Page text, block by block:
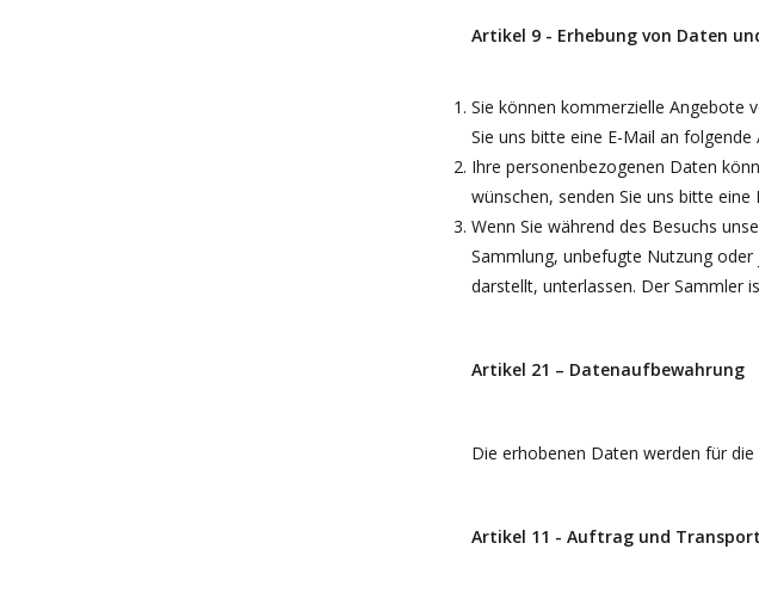
Artikel 9 - Erhebung von Daten
Sie können kommerzielle Angebote
Sie uns bitte eine E-Mail an folgende
Ihre personenbezogenen Daten
wünschen, senden Sie uns bitte
Wenn Sie während des Besuchs
Sammlung, unbefugte Nutzung
darstellt, unterlassen. Der Sammler
Artikel 21 – Datenaufbewahrung
Die erhobenen Daten werden für
Artikel 11 - Auftrag und Transport